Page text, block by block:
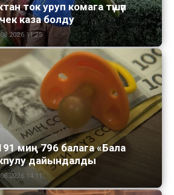
ток уруп комага түшүп
каза болду
11:25
миң 796 балага «Бала
дайындалды
14:11